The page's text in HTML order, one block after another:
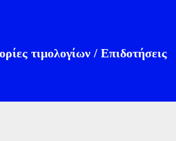
τιμολογίων / Επιδοτήσεις